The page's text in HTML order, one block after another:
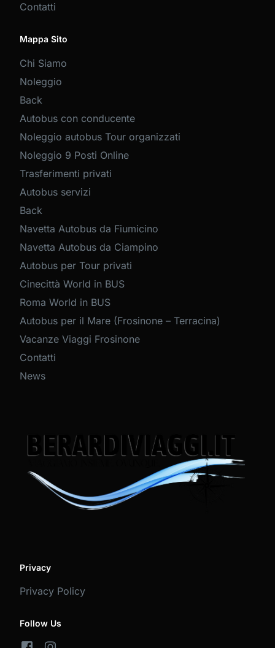
Contatti
Mappa Sito
Chi Siamo
Noleggio
Back
Autobus con conducente
Noleggio autobus Tour organizzati
Noleggio 9 Posti Online
Trasferimenti privati
Autobus servizi
Back
Navetta Autobus da Fiumicino
Navetta Autobus da Ciampino
Autobus per Tour privati
Cinecittà World in BUS
Roma World in BUS
Autobus per il Mare (Frosinone – Terracina)
Vacanze Viaggi Frosinone
Contatti
News
Privacy
Privacy Policy
Follow Us